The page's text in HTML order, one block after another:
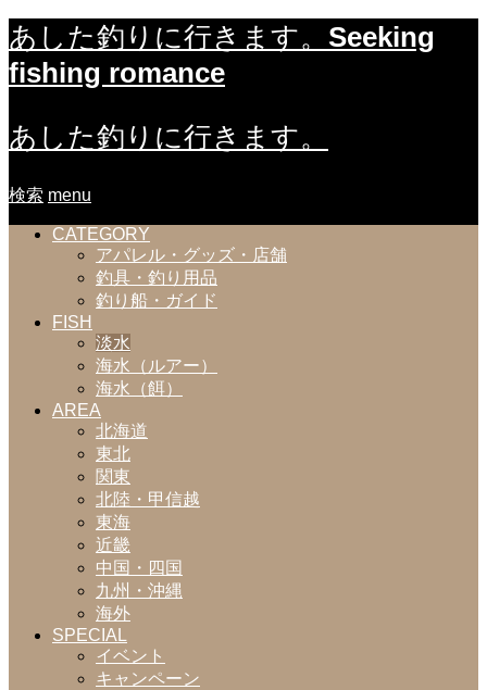
あした釣りに行きます。 Seeking
fishing romance
あした釣りに行きます。
検索 menu
CATEGORY
アパレル・グッズ・店舗
釣具・釣り用品
釣り船・ガイド
FISH
淡水
海水（ルアー）
海水（餌）
AREA
北海道
東北
関東
北陸・甲信越
東海
近畿
中国・四国
九州・沖縄
海外
SPECIAL
イベント
キャンペーン